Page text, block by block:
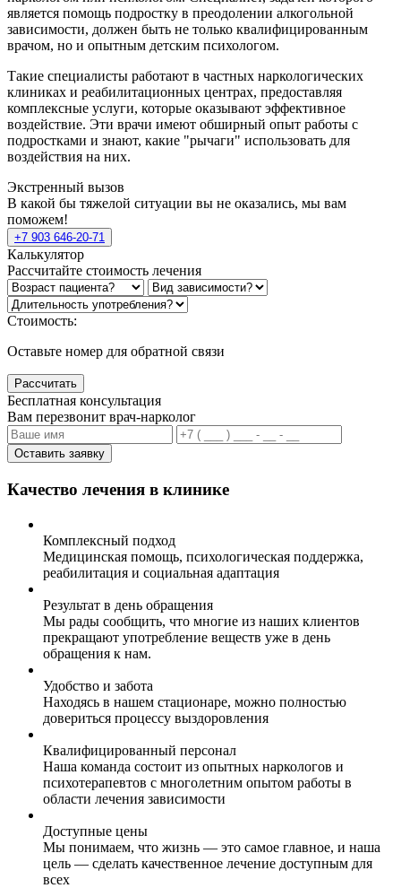
является помощь подростку в преодолении алкогольной
зависимости, должен быть не только квалифицированным
врачом, но и опытным детским психологом.
Такие специалисты работают в частных наркологических
клиниках и реабилитационных центрах, предоставляя
комплексные услуги, которые оказывают эффективное
воздействие. Эти врачи имеют обширный опыт работы с
подростками и знают, какие "рычаги" использовать для
воздействия на них.
Экстренный вызов
В какой бы тяжелой ситуации вы не оказались, мы вам
поможем!
+7 903 646-20-71
Калькулятор
Рассчитайте стоимость лечения
Стоимость:
Оставьте номер для обратной связи
Рассчитать
Бесплатная консультация
Вам перезвонит врач-нарколог
Оставить заявку
Качество лечения в клинике
Комплексный подход
Медицинская помощь, психологическая поддержка,
реабилитация и социальная адаптация
Результат в день обращения
Мы рады сообщить, что многие из наших клиентов
прекращают употребление веществ уже в день
обращения к нам.
Удобство и забота
Находясь в нашем стационаре, можно полностью
довериться процессу выздоровления
Квалифицированный персонал
Наша команда состоит из опытных наркологов и
психотерапевтов с многолетним опытом работы в
области лечения зависимости
Доступные цены
Мы понимаем, что жизнь — это самое главное, и наша
цель — сделать качественное лечение доступным для
всех